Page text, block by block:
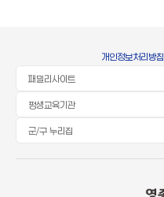
개인정보처리방침
패밀리사이트
평생교육기관
군/구 누리집